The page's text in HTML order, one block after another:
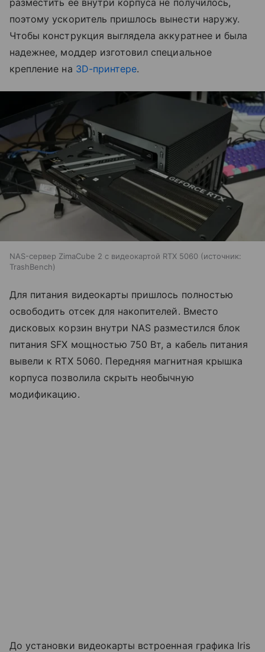
разместить ее внутри корпуса не получилось,
поэтому ускоритель пришлось вынести наружу.
Чтобы конструкция выглядела аккуратнее и была
надежнее, моддер изготовил специальное
крепление на 3D-принтере.
NAS-сервер ZimaCube 2 с видеокартой RTX 5060
источник:
TrashBench
Для питания видеокарты пришлось полностью
освободить отсек для накопителей. Вместо
дисковых корзин внутри NAS разместился блок
питания SFX мощностью 750 Вт, а кабель питания
вывели к RTX 5060. Передняя магнитная крышка
корпуса позволила скрыть необычную
модификацию.
До установки видеокарты встроенная графика Iris